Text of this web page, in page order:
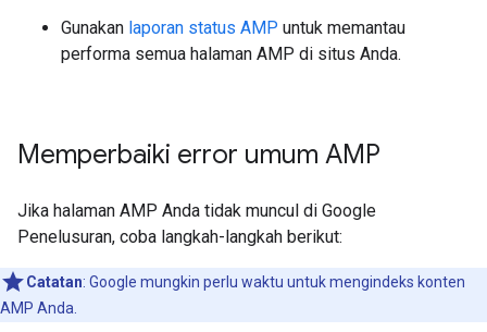
Gunakan laporan status AMP untuk memantau
performa semua halaman AMP di situs Anda.
Memperbaiki error umum AMP
Jika halaman AMP Anda tidak muncul di Google
Penelusuran, coba langkah-langkah berikut:
Catatan: Google mungkin perlu waktu untuk mengindeks konten
AMP Anda.